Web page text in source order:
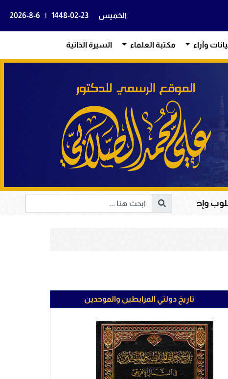
الخميس 1448-02-23
|
2026-8-6
وآراء مكتبة العلماء السيرة الذاتية
وقيادة الإنسانية إلى الحق والخير
تاريخ دولتي المرابطين والموحدين